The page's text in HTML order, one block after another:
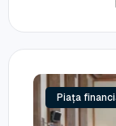
Piața